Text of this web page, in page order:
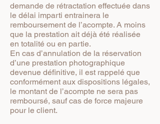
demande de rétractation effectuée dans
le délai imparti entrainera le
remboursement de l’acompte. A moins
que la prestation ait déjà été réalisée
en totalité ou en partie.
En cas d’annulation de la réservation
d’une prestation photographique
devenue définitive, il est rappelé que
conformément aux dispositions légales,
le montant de l’acompte ne sera pas
remboursé, sauf cas de force majeure
pour le client.